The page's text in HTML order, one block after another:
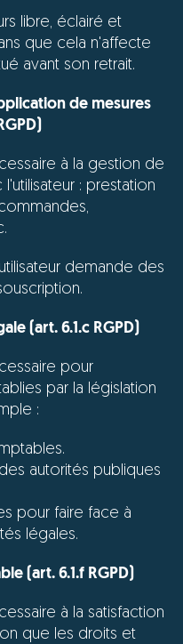
libre, éclairé et
que cela n'affecte
avant son retrait.
de mesures
à la gestion de
: prestation
demande des
(art. 6.1.c RGPD)
pour
par la législation
:
autorités publiques
pour faire face à
légales.
(art. 6.1.f RGPD)
à la satisfaction
que les droits et